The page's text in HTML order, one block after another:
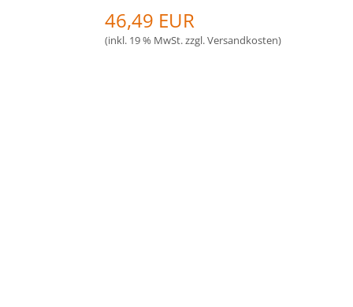
46,49 EUR
(inkl. 19 % MwSt. zzgl.Versandkosten)